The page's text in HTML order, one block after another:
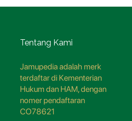
Tentang Kami
Jamupedia adalah merk
terdaftar di Kementerian
Hukum dan HAM, dengan
nomer pendaftaran
CO78621